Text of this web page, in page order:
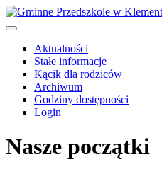
Aktualności
Stałe informacje
Kącik dla rodziców
Archiwum
Godziny dostępności
Login
Nasze początki